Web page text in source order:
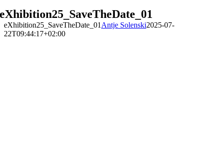
eXhibition25_SaveTheDate_01
eXhibition25_SaveTheDate_01 Antje Solenski2025-07-
22T09:44:17+02:00